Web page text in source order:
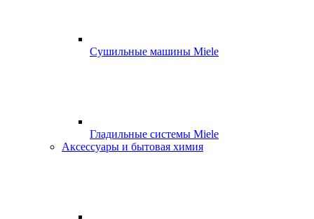
Сушильные машины Miele
Гладильные системы Miele
Аксессуары и бытовая химия